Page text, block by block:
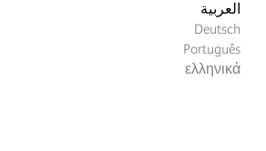
العربية
Deutsch
Português
ελληνικά